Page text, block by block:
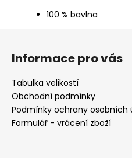
100 % bavlna
Z
Informace pro vás
Tabulka velikostí
Obchodní podmínky
Podmínky ochrany osobních
Formulář - vrácení zboží